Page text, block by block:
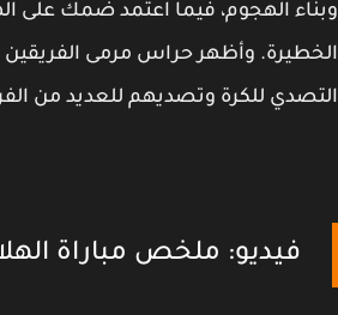
الهجوم، فيما اعتمد ضمك على
وأظهر حراس مرمى الفريقين
للكرة وتصديهم للعديد من
فيديو: ملخص مباراة